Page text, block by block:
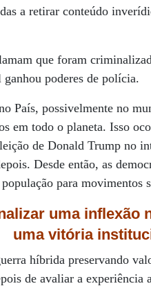
a retirar conteúdo
que foram
poderes de polícia.
País, possivelmente no
em todo o planeta. Isso
de Donald Trump no
Desde então, as
para movimentos
uma
uma vitória
híbrida preservando
de avaliar a